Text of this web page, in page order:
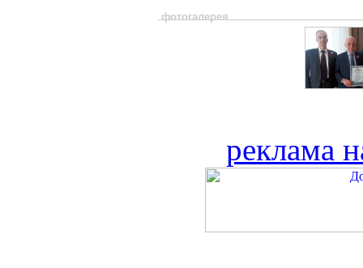
фотогалерея
реклама